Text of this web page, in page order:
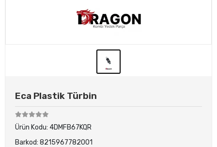
Eca Plastik Türbin
Ürün Kodu: 4DMFB67KQR
Barkod: 8215967782001